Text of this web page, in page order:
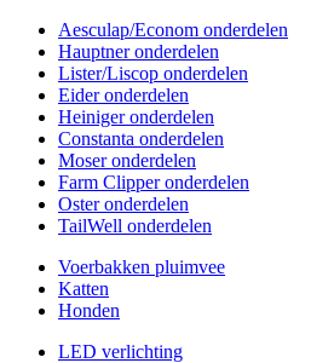
Aesculap/Econom onderdelen
Hauptner onderdelen
Lister/Liscop onderdelen
Eider onderdelen
Heiniger onderdelen
Constanta onderdelen
Moser onderdelen
Farm Clipper onderdelen
Oster onderdelen
TailWell onderdelen
Voerbakken pluimvee
Katten
Honden
LED verlichting